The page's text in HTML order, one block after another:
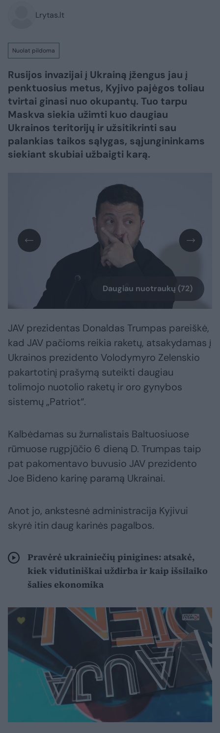
Lrytas.lt
Nuolat pildoma
Rusijos invazijai į Ukrainą įžengus jau į
penktuosius metus, Kyjivo pajėgos toliau
tvirtai ginasi nuo okupantų. Tuo tarpu
Maskva siekia užimti kuo daugiau
Ukrainos teritorijų ir užsitikrinti sau
palankias taikos sąlygas, sąjungininkams
siekiant skubiai užbaigti karą.​​​​​​​​​​​​​​​​​​​​​​​​​​​
Daugiau nuotraukų (72)
JAV prezidentas Donaldas Trumpas pareiškė,
kad JAV pačioms reikia raketų, atsakydamas į
Ukrainos prezidento Volodymyro Zelenskio
pakartotinį prašymą suteikti daugiau
tolimojo nuotolio raketų ir oro gynybos
sistemų „Patriot“.
Kalbėdamas su žurnalistais Baltuosiuose
rūmuose rugpjūčio 6 dieną D. Trumpas taip
pat pakomentavo buvusio JAV prezidento
Joe Bideno karinę paramą Ukrainai.
Anot jo, ankstesnė administracija Kyjivui
skyrė itin daug karinės pagalbos.
Pravėrė ukrainiečių pinigines: atsakė,
kiek vidutiniškai uždirba ir kaip išsilaiko
šalies ekonomika